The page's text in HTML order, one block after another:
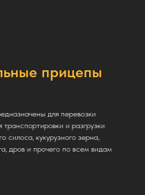
прицепы
для перевозки
транспортировки и разгрузки
силоса, кукурузного зерна,
дров и прочего по всем видам